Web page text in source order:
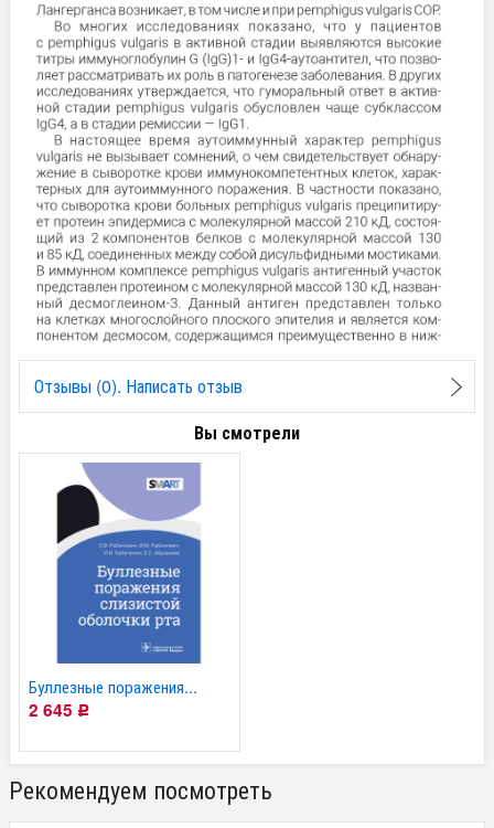
Отзывы (0). Написать отзыв
Вы смотрели
Буллезные поражения...
2 645 Р
Рекомендуем посмотреть